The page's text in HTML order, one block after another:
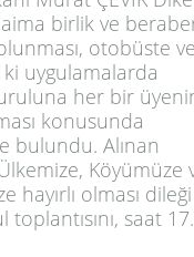
birlik ve
otobüste
ki uygulamalarda
her bir
konusunda
bulundu. Alınan
Köyümüze
hayırlı olması
toplantısını, saat